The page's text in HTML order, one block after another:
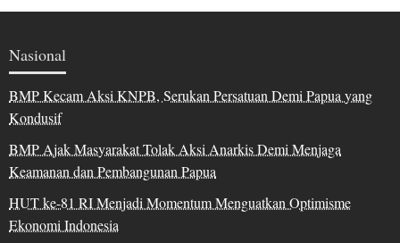
Nasional
BMP Kecam Aksi KNPB, Serukan Persatuan Demi Papua yang
Kondusif
BMP Ajak Masyarakat Tolak Aksi Anarkis Demi Menjaga
Keamanan dan Pembangunan Papua
HUT ke-81 RI Menjadi Momentum Menguatkan Optimisme
Ekonomi Indonesia